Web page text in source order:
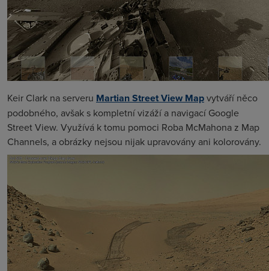
Keir Clark na serveru Martian Street View Mapvytváří něco
podobného, avšak s kompletní vizáží a navigací Google
Street View. Využívá k tomu pomoci Roba McMahona z Map
Channels, a obrázky nejsou nijak upravovány ani kolorovány.